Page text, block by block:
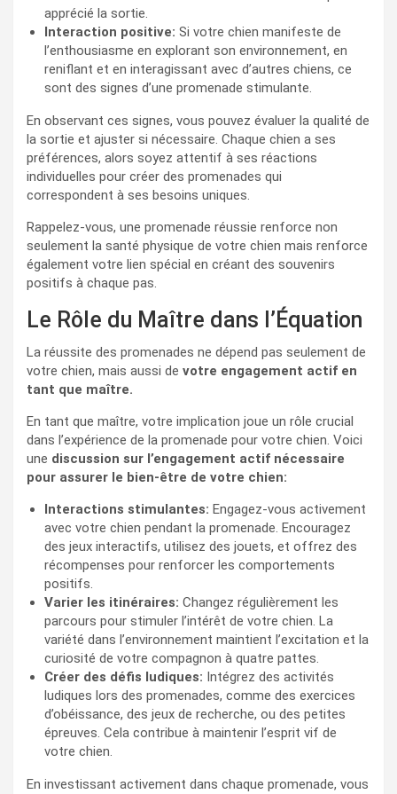
apprécié la sortie.
Interaction positive: Si votre chien manifeste de
l’enthousiasme en explorant son environnement, en
reniflant et en interagissant avec d’autres chiens, ce
sont des signes d’une promenade stimulante.
En observant ces signes, vous pouvez évaluer la qualité de
la sortie et ajuster si nécessaire. Chaque chien a ses
préférences, alors soyez attentif à ses réactions
individuelles pour créer des promenades qui
correspondent à ses besoins uniques.
Rappelez-vous, une promenade réussie renforce non
seulement la santé physique de votre chien mais renforce
également votre lien spécial en créant des souvenirs
positifs à chaque pas.
Le Rôle du Maître dans l’Équation
La réussite des promenades ne dépend pas seulement de
votre chien, mais aussi de votre engagement actif en
tant que maître.
En tant que maître, votre implication joue un rôle crucial
dans l’expérience de la promenade pour votre chien. Voici
une discussion sur l’engagement actif nécessaire
pour assurer le bien-être de votre chien:
Interactions stimulantes: Engagez-vous activement
avec votre chien pendant la promenade. Encouragez
des jeux interactifs, utilisez des jouets, et offrez des
récompenses pour renforcer les comportements
positifs.
Varier les itinéraires: Changez régulièrement les
parcours pour stimuler l’intérêt de votre chien. La
variété dans l’environnement maintient l’excitation et la
curiosité de votre compagnon à quatre pattes.
Créer des défis ludiques: Intégrez des activités
ludiques lors des promenades, comme des exercices
d’obéissance, des jeux de recherche, ou des petites
épreuves. Cela contribue à maintenir l’esprit vif de
votre chien.
En investissant activement dans chaque promenade, vous